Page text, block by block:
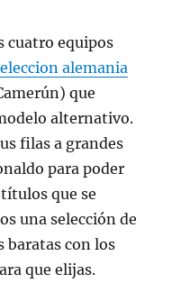
cuatro equipos
alemania
que
alternativo.
filas a grandes
para poder
que se
una selección de
baratas con los
que elijas.